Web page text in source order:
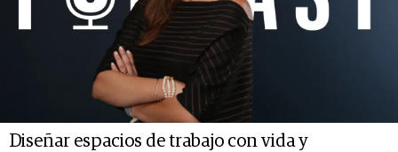
Diseñar espacios de trabajo con vida y